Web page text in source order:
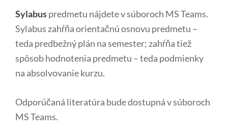
Sylabuspredmetu nájdete v súboroch MS Teams.
Sylabus zahŕňa orientačnú osnovu predmetu –
teda predbežný plán na semester; zahŕňa tiež
spôsob hodnotenia predmetu – teda podmienky
na absolvovanie kurzu.
Odporúčaná literatúra bude dostupná v súboroch
MS Teams.